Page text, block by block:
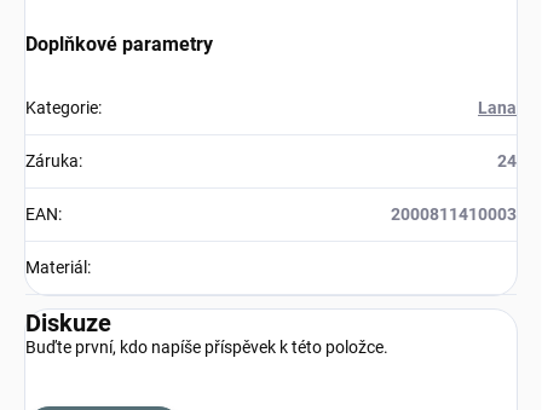
Doplňkové parametry
Kategorie: Lana
Záruka: 24
EAN: 2000811410003
Materiál :
Diskuze
Buďte první, kdo napíše příspěvek k této položce.